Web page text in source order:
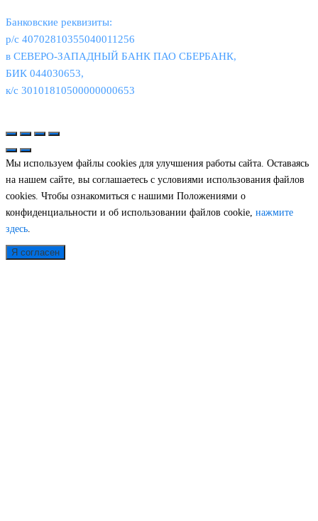
Банковские реквизиты:
р/с 40702810355040011256
в СЕВЕРО-ЗАПАДНЫЙ БАНК ПАО СБЕРБАНК,
БИК 044030653,
к/с 30101810500000000653
Мы используем файлы cookies для улучшения работы сайта. Оставаясь
на нашем сайте, вы соглашаетесь с условиями использования файлов
cookies. Чтобы ознакомиться с нашими Положениями о
конфиденциальности и об использовании файлов cookie, нажмите
здесь
Я согласен